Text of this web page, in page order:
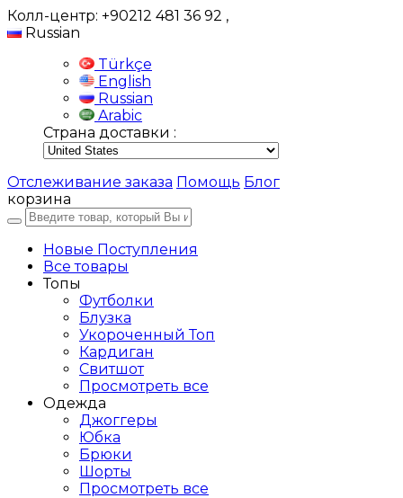
Колл-центр: +90212 481 36 92 ,
Russian
Türkçe
English
Russian
Arabic
Страна доставки :
Отслеживание заказа Помощь Блог
корзина
Новые Поступления
Все товары
Топы
Футболки
Блузка
Укороченный Топ
Кардиган
Свитшот
Просмотреть все
Одежда
Джоггеры
Юбка
Брюки
Шорты
Просмотреть все